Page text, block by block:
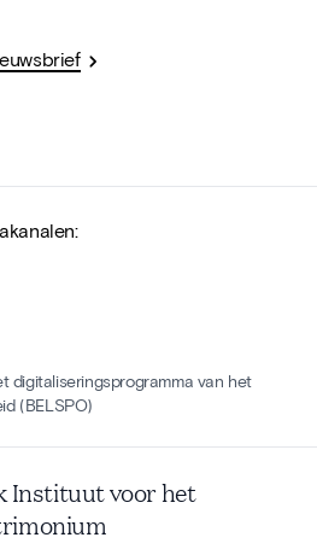
digitaliseringsprogramma van het
(BELSPO)
Instituut voor het